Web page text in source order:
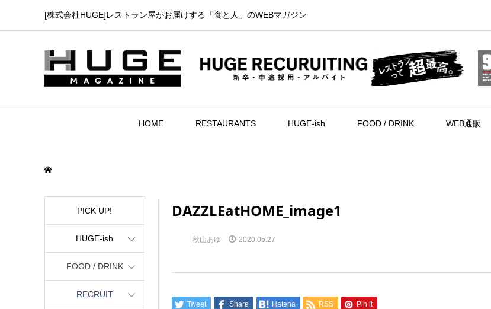
[株式会社HUGE]レストラン屋がお届けする「食と人」のWEBマガジン
HOME RESTAURANTS HUGE-ish FOOD / DRINK WEB通販
DAZZLEatHOME_image1
秋山あゆ 2020.05.27
Tweet Share Hatena RSS Pin it
PICK UP!
HUGE-ish
FOOD / DRINK
RECRUIT